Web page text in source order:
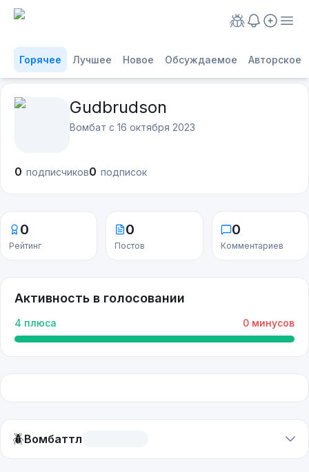
Горячее Лучшее Новое Обсуждаемое Авторское
Gudbrudson
Вомбат с 16 октября 2023
0 подписчиков0 подписок
0
Рейтинг
0
Постов
0
Комментариев
Активность в голосовании
4 плюса 0 минусов
🪲Вомбаттл